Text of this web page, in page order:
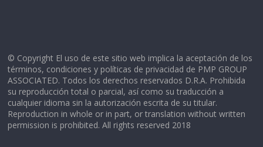
© Copyright El uso de este sitio web implica la aceptación de los
términos, condiciones y políticas de privacidad de PMP GROUP
ASSOCIATED. Todos los derechos reservados D.R.A. Prohibida
su reproducción total o parcial, así como su traducción a
cualquier idioma sin la autorización escrita de su titular.
Reproduction in whole or in part, or translation without written
permission is prohibited. All rights reserved 2018